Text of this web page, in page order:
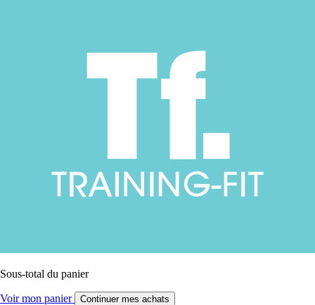
Sous-total du panier
Voir mon panier Continuer mes achats